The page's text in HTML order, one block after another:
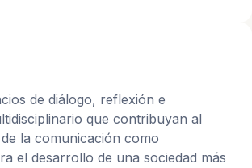
de diálogo, reflexión e
que contribuyan al
la comunicación como
el desarrollo de una sociedad más